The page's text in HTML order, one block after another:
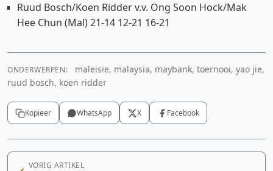
Ruud Bosch/Koen Ridder v.v. Ong Soon Hock/Mak
Hee Chun (Mal) 21-14 12-21 16-21
ONDERWERPEN:
maleisie, malaysia, maybank, toernooi, yao jie,
ruud bosch, koen ridder
Kopieer WhatsApp X Facebook
VORIG ARTIKEL